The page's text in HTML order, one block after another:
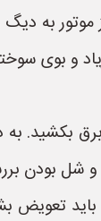
موتور به
و بوی
بکشید. به
و شل بودن
بشه.